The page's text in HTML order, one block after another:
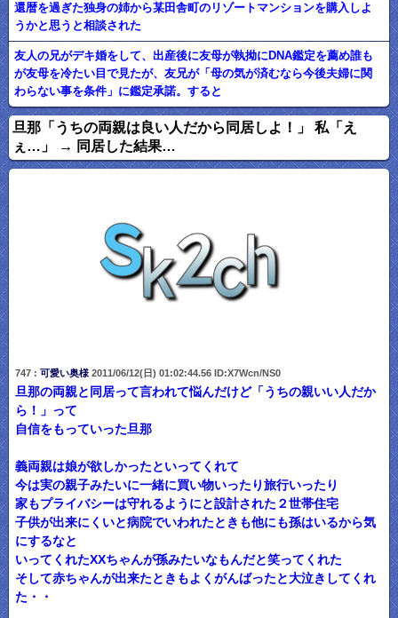
還暦を過ぎた独身の姉から某田舎町のリゾートマンションを購入しよ
うかと思うと相談された
友人の兄がデキ婚をして、出産後に友母が執拗にDNA鑑定を薦め誰も
が友母を冷たい目で見たが、友兄が「母の気が済むなら今後夫婦に関
わらない事を条件」に鑑定承諾。すると
旦那「うちの両親は良い人だから同居しよ！」 私「え
ぇ…」 → 同居した結果…
747 : 可愛い奥様2011/06/12(日) 01:02:44.56 ID:X7Wcn/NS0
旦那の両親と同居って言われて悩んだけど「うちの親いい人だか
ら！」って
自信をもっていった旦那
義両親は娘が欲しかったといってくれて
今は実の親子みたいに一緒に買い物いったり旅行いったり
家もプライバシーは守れるようにと設計された２世帯住宅
子供が出来にくいと病院でいわれたときも他にも孫はいるから気
にするなと
いってくれたXXちゃんが孫みたいなもんだと笑ってくれた
そして赤ちゃんが出来たときもよくがんばったと大泣きしてくれ
た・・